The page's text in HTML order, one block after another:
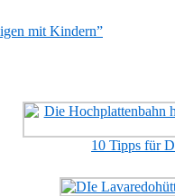
mit Kindern”
10 Tipps für